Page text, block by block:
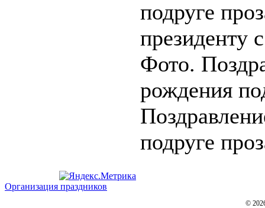
подруге
президенту
Фото.
рождения
подруге
Организация праздников
©